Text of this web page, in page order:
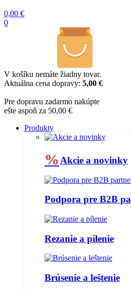
0,00 €
0
V košíku nemáte žiadny tovar.
Aktuálna cena dopravy: 5,00 €
Pre dopravu zadarmo nakúpte
ešte aspoň za 50,00 €
Produkty
% Akcie a novinky
Podpora pre B2B
Rezanie a pílenie
Brúsenie a leštenie